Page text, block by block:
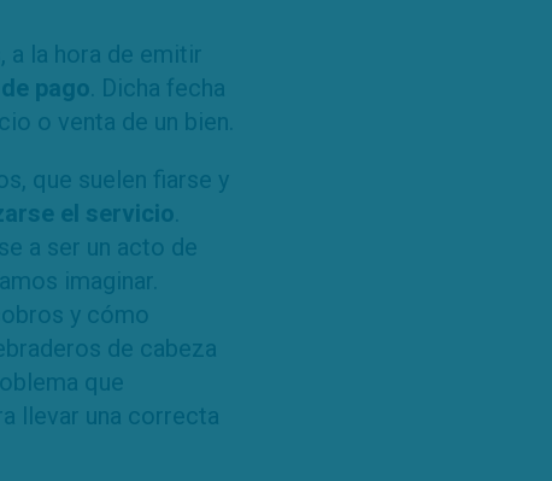
a la hora de emitir
pago . Dicha fecha
o venta de un bien.
que suelen fiarse y
el servicio
a ser un acto de
imaginar.
y cómo
de cabeza
que
llevar una correcta